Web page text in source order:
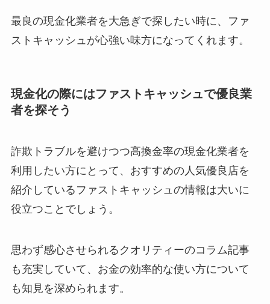
最良の現金化業者を大急ぎで探したい時に、ファ
ストキャッシュが心強い味方になってくれます。
現金化の際にはファストキャッシュで優良業
者を探そう
詐欺トラブルを避けつつ高換金率の現金化業者を
利用したい方にとって、おすすめの人気優良店を
紹介しているファストキャッシュの情報は大いに
役立つことでしょう。
思わず感心させられるクオリティーのコラム記事
も充実していて、お金の効率的な使い方について
も知見を深められます。